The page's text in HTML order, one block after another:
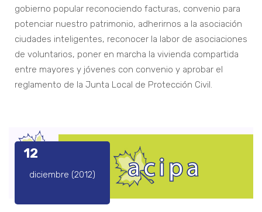
gobierno popular reconociendo facturas, convenio para
potenciar nuestro patrimonio, adherirnos a la asociación
ciudades inteligentes, reconocer la labor de asociaciones
de voluntarios, poner en marcha la vivienda compartida
entre mayores y jóvenes con convenio y aprobar el
reglamento de la Junta Local de Protección Civil.
12
diciembre (2012)